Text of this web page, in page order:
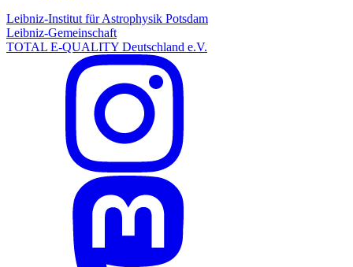
Leibniz-Institut für Astrophysik Potsdam
Leibniz-Gemeinschaft
TOTAL E-QUALITY Deutschland e.V.